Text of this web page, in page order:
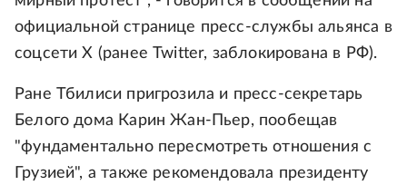
официальной странице пресс-службы альянса в
соцсети X (ранее Twitter, заблокирована в РФ).
Ране Тбилиси пригрозила и пресс-секретарь
Белого дома Карин Жан-Пьер, пообещав
"фундаментально пересмотреть отношения с
Грузией", а также рекомендовала президенту